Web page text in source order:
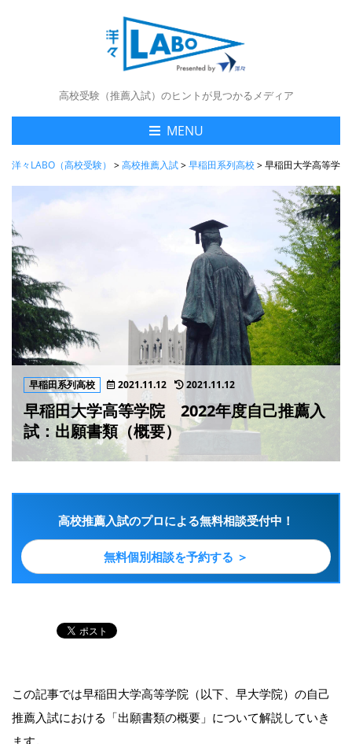
高校受験（推薦入試）のヒントが見つかるメディア
MENU
洋々LABO（高校受験） >高校推薦入試>早稲田系列高校>早稲田大学高等学
早稲田系列高校 2021.11.12 2021.11.12
早稲田大学高等学院 2022年度自己推薦入
試：出願書類（概要）
高校推薦入試のプロによる無料相談受付中！
無料個別相談を予約する ＞
この記事では早稲田大学高等学院（以下、早大学院）の自己
推薦入試における「出願書類の概要」について解説していき